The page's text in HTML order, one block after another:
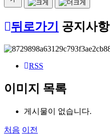
뒤로가기 공지사항
RSS
이미지 목록
게시물이 없습니다.
처음 이전